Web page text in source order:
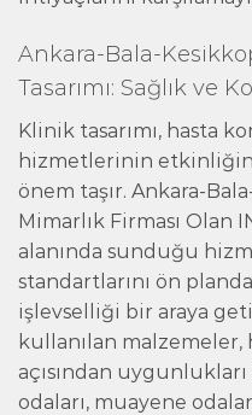
Ankara-Bala-
Tasarımı: Sağlık ve
Klinik tasarımı, hasta
hizmetlerinin
önem taşır. Ankara-
Mimarlık Firması Olan
alanında sunduğu
standartlarını ön
işlevselliği bir araya
kullanılan malzemeler,
açısından
odaları, muayene